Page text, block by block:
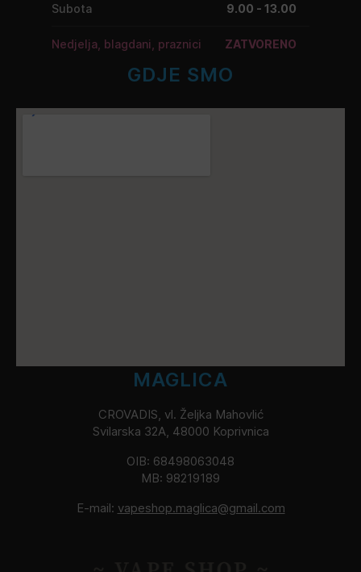
Subota 9.00 - 13.00
Nedjelja, blagdani, praznici ZATVORENO
GDJE SMO
MAGLICA
CROVADIS, vl. Željka Mahovlić
Svilarska 32A, 48000 Koprivnica
OIB: 68498063048
MB: 98219189
E-mail: vapeshop.maglica@gmail.com